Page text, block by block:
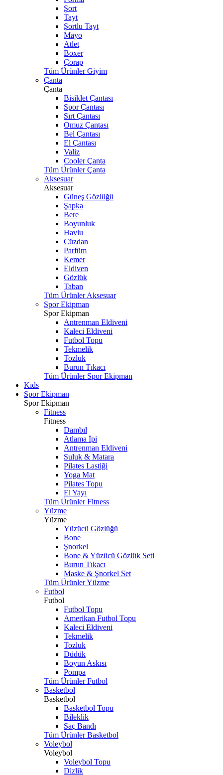
Şort
Tayt
Şortlu Tayt
Mayo
Atlet
Boxer
Çorap
Tüm Ürünler Giyim
Çanta
Çanta
Bisiklet Çantası
Spor Çantası
Sırt Çantası
Omuz Çantası
Bel Çantası
El Çantası
Valiz
Cooler Çanta
Tüm Ürünler Çanta
Aksesuar
Aksesuar
Güneş Gözlüğü
Şapka
Bere
Boyunluk
Havlu
Cüzdan
Parfüm
Kemer
Eldiven
Gözlük
Taban
Tüm Ürünler Aksesuar
Spor Ekipman
Spor Ekipman
Antrenman Eldiveni
Kaleci Eldiveni
Futbol Topu
Tekmelik
Tozluk
Burun Tıkacı
Tüm Ürünler Spor Ekipman
Kıds
Spor Ekipman
Spor Ekipman
Fitness
Fitness
Dambıl
Atlama İpi
Antrenman Eldiveni
Suluk & Matara
Pilates Lastiği
Yoga Mat
Pilates Topu
El Yayı
Tüm Ürünler Fitness
Yüzme
Yüzme
Yüzücü Gözlüğü
Bone
Şnorkel
Bone & Yüzücü Gözlük Seti
Burun Tıkacı
Maske & Şnorkel Set
Tüm Ürünler Yüzme
Futbol
Futbol
Futbol Topu
Amerikan Futbol Topu
Kaleci Eldiveni
Tekmelik
Tozluk
Düdük
Boyun Askısı
Pompa
Tüm Ürünler Futbol
Basketbol
Basketbol
Basketbol Topu
Bileklik
Saç Bandı
Tüm Ürünler Basketbol
Voleybol
Voleybol
Voleybol Topu
Dizlik